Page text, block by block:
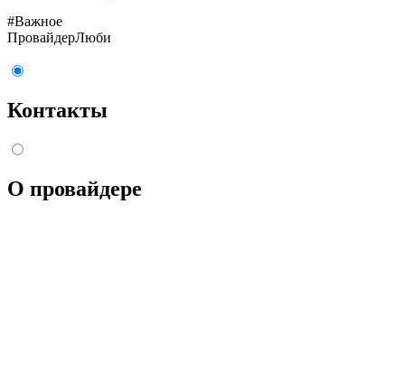
#Важное
ПровайдерЛюби
Контакты
О провайдере